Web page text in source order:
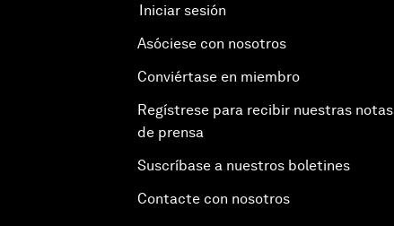
Iniciar sesión
Asóciese con nosotros
Conviértase en miembro
Regístrese para recibir nuestras notas
de prensa
Suscríbase a nuestros boletines
Contacte con nosotros